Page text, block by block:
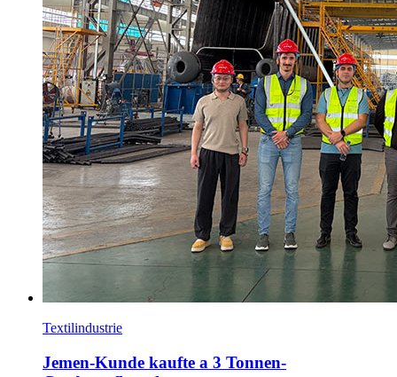
Textilindustrie
Jemen-Kunde kaufte a 3 Tonnen-